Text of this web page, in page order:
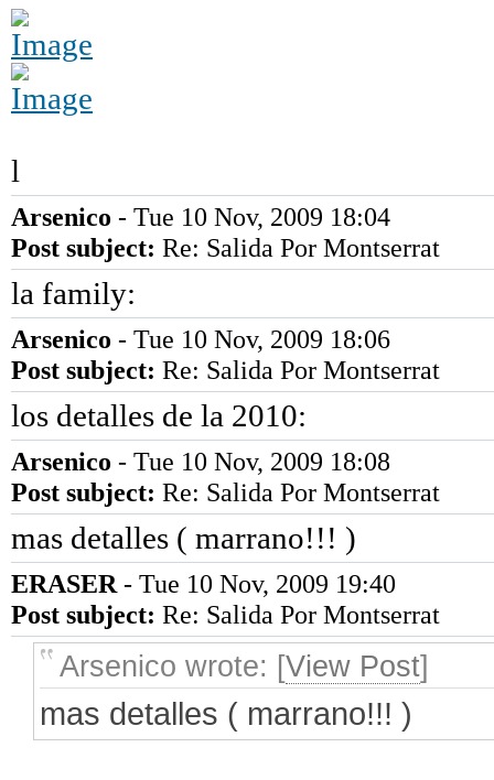
l
Arsenico - Tue 10 Nov, 2009 18:04
Post subject: Re: Salida Por Montserrat
la family:
Arsenico - Tue 10 Nov, 2009 18:06
Post subject: Re: Salida Por Montserrat
los detalles de la 2010:
Arsenico - Tue 10 Nov, 2009 18:08
Post subject: Re: Salida Por Montserrat
mas detalles ( marrano!!! )
ERASER - Tue 10 Nov, 2009 19:40
Post subject: Re: Salida Por Montserrat
Arsenico wrote: [View Post]
mas detalles ( marrano!!! )